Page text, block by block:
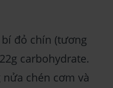
đỏ chín (tương
carbohydrate.
chén cơm và